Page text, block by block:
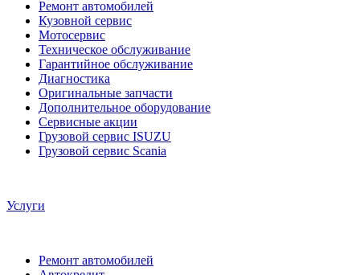
Кузовной сервис
Мотосервис
Техническое обслуживание
Гарантийное обслуживание
Диагностика
Оригинальные запчасти
Дополнительное оборудование
Сервисные акции
Грузовой сервис ISUZU
Грузовой сервис Scania
Автокредит